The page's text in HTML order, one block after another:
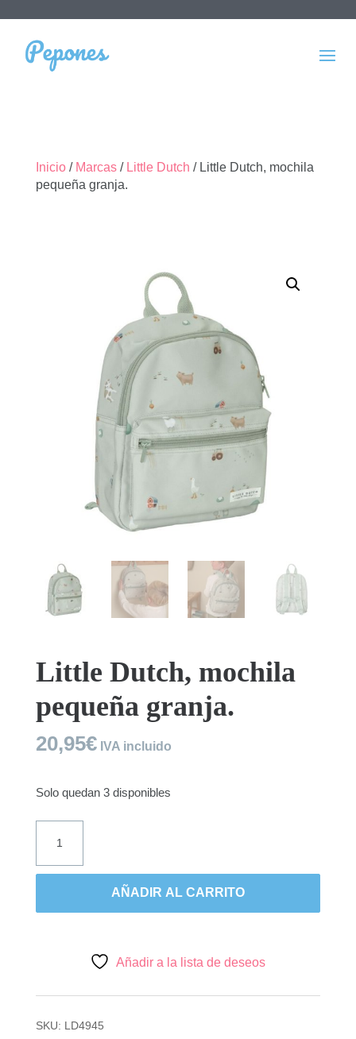
Inicio/ Marcas/ Little Dutch / Little Dutch, mochila
pequeña granja.
Little Dutch, mochila
pequeña granja.
20,95€ IVA incluido
Solo quedan 3 disponibles
Dutch,
mochila
cantidad
AÑADIR AL CARRITO
Añadir a la lista de deseos
SKU: LD4945